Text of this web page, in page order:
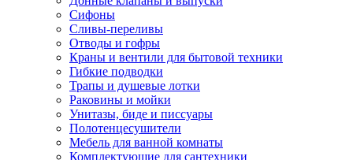
Сифоны
Сливы-переливы
Отводы и гофры
Краны и вентили для бытовой техники
Гибкие подводки
Трапы и душевые лотки
Раковины и мойки
Унитазы, биде и писсуары
Полотенцесушители
Мебель для ванной комнаты
Комплектующие для сантехники